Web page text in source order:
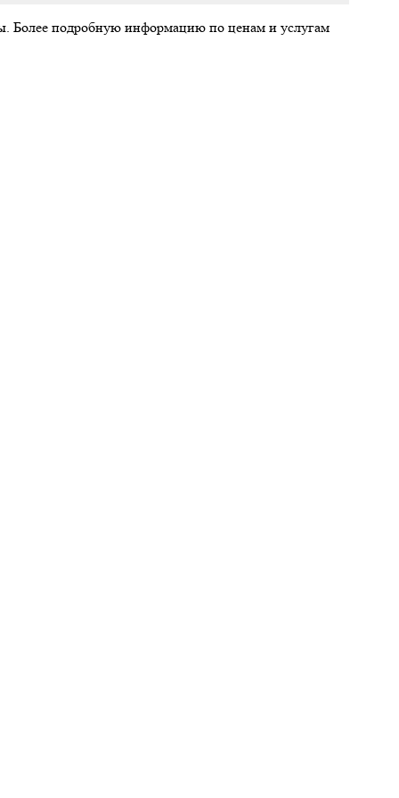
Более подробную информацию по ценам и услугам